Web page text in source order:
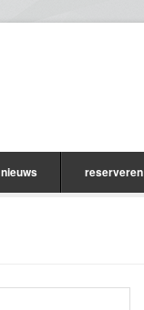
nieuws reserveren